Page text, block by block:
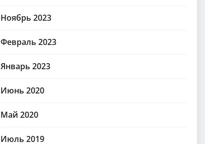
Ноябрь 2023
Февраль 2023
Январь 2023
Июнь 2020
Май 2020
Июль 2019